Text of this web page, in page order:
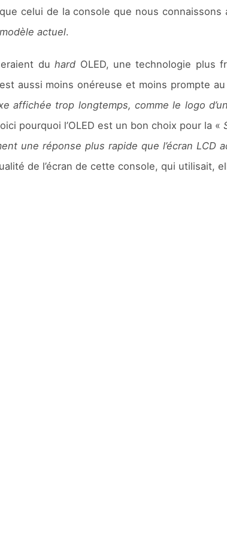
celui de la console que nous connaissons
actuel.
duhard OLED, une technologie plus
aussi moins onéreuse et moins prompte
affichée trop longtemps, comme le logo
pourquoi l’OLED est un bon choix pour la «
une réponse plus rapide que l’écran LCD
de l’écran de cette console, qui utilisait,